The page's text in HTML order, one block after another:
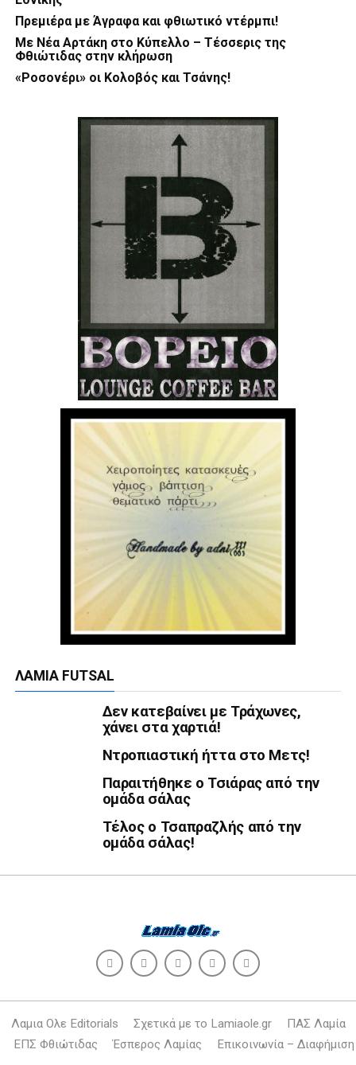
Πρεμιέρα με Άγραφα και φθιωτικό ντέρμπι!
Με Νέα Αρτάκη στο Κύπελλο – Τέσσερις της
Φθιώτιδας στην κλήρωση
«Ροσονέρι» οι Κολοβός και Τσάνης!
ΛΑΜΊΑ FUTSAL
Δεν κατεβαίνει με Τράχωνες,
χάνει στα χαρτιά!
Ντροπιαστική ήττα στο Μετς!
Παραιτήθηκε ο Τσιάρας από την
ομάδα σάλας
Τέλος ο Τσαπραζλής από την
ομάδα σάλας!
Λαμια Ολε Editorials Σχετικά με το Lamiaole.gr
ΠΑΣ Λαμία
ΕΠΣ Φθιώτιδας
Έσπερος Λαμίας Επικοινωνία – Διαφήμιση